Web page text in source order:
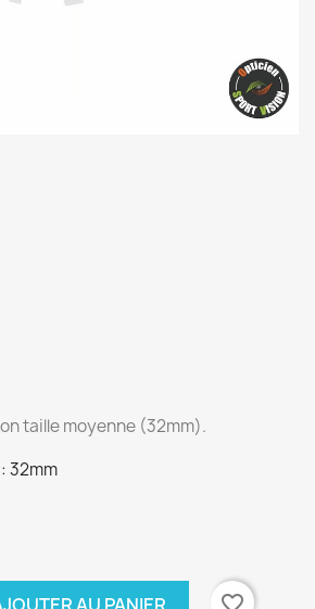
taille moyenne (32mm).
32mm
AU PANIER
favorite_border